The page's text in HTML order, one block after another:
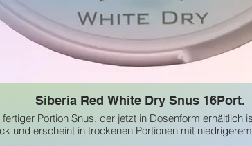
Siberia Red White Dry Snus 16Port.
Portion Snus, der jetzt in Dosenform erhältlich
und erscheint in trockenen Portionen mit